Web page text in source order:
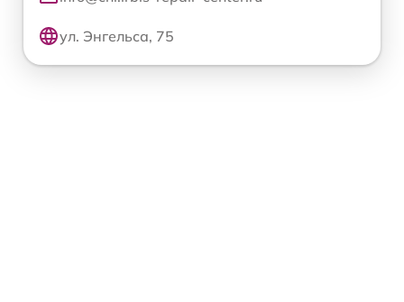
ул. Энгельса, 75